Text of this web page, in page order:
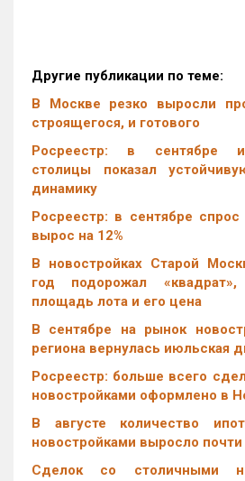
Другие публикации по теме:
В Москве резко выросли
строящегося, и готового
Росреестр: в сентябре
столицы показал
динамику
Росреестр: в сентябре
вырос на 12%
В новостройках Старой
год подорожал
площадь лота и его цена
В сентябре на рынок
региона вернулась июльская
Росреестр: больше всего
новостройками оформлено в
В августе количество
новостройками выросло почти
Cделок со столичными